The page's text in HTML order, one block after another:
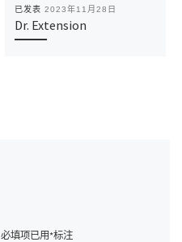
已发表 2023年11月28日
Dr. Extension
必填项已用*标注